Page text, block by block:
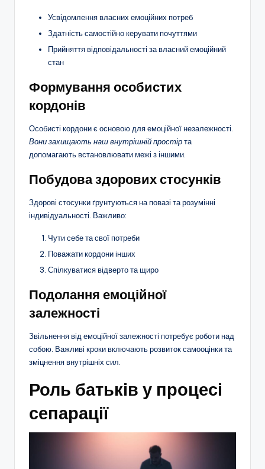
Усвідомлення власних емоційних потреб
Здатність самостійно керувати почуттями
Прийняття відповідальності за власний емоційний
стан
Формування особистих
кордонів
Особисті кордони є основою для емоційної незалежності.
Вони захищають наш внутрішній простірта
допомагають встановлювати межі з іншими.
Побудова здорових стосунків
Здорові стосунки ґрунтуються на повазі та розумінні
індивідуальності. Важливо:
Чути себе та свої потреби
Поважати кордони інших
Спілкуватися відверто та щиро
Подолання емоційної
залежності
Звільнення від емоційної залежності потребує роботи над
собою. Важливі кроки включають розвиток самооцінки та
зміцнення внутрішніх сил.
Роль батьків у процесі
сепарації